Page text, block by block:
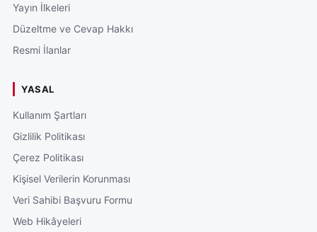
Yayın İlkeleri
Düzeltme ve Cevap Hakkı
Resmi İlanlar
YASAL
Kullanım Şartları
Gizlilik Politikası
Çerez Politikası
Kişisel Verilerin Korunması
Veri Sahibi Başvuru Formu
Web Hikâyeleri